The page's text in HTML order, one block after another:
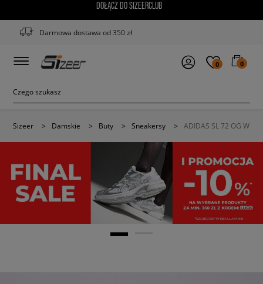
DOŁĄCZ DO SIZEERCLUB
Darmowa dostawa od 350 zł
0 0
Sizeer > Damskie > Buty > Sneakersy > ADIDAS SL 72 OG W